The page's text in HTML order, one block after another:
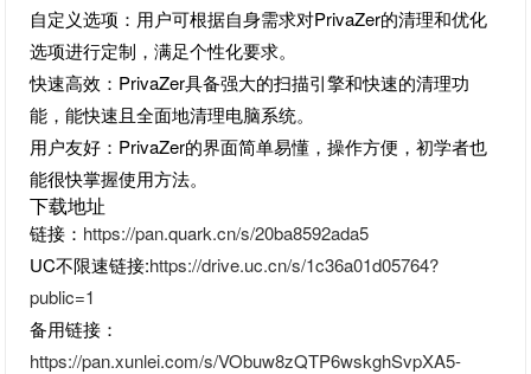
自定义选项：用户可根据自身需求对PrivaZer的清理和优化
选项进行定制，满足个性化要求。
快速高效：PrivaZer具备强大的扫描引擎和快速的清理功
能，能快速且全面地清理电脑系统。
用户友好：PrivaZer的界面简单易懂，操作方便，初学者也
能很快掌握使用方法。
下载地址
链接： https://pan.quark.cn/s/20ba8592ada5
UC不限速链接:https://drive.uc.cn/s/1c36a01d05764?
public=1
备用链接：
https://pan.xunlei.com/s/VObuw8zQTP6wskghSvpXA5-